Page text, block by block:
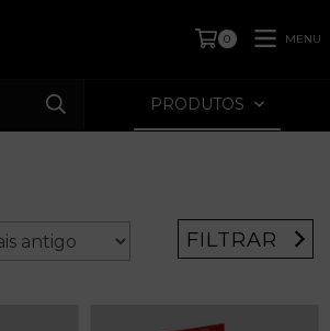
0 MENU
PRODUTOS
FILTRAR